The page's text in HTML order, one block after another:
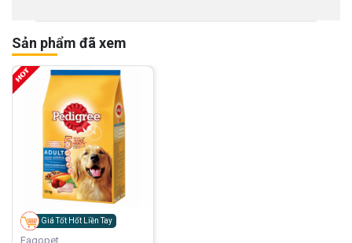
Sản phẩm đã xem
Giá Tốt Hốt Liền Tay
Fagopet